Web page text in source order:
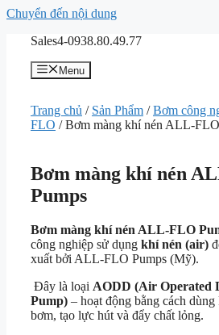
Chuyển đến nội dung
Sales4-0938.80.49.77
Menu
Trang chủ / Sản Phẩm /Bơm công
FLO / Bơm màng khí nén ALL-
Bơm màng khí nén
Pumps
Bơm màng khí nén ALL-FLO
công nghiệp sử dụng khí nén (air)
xuất bởi ALL-FLO Pumps (Mỹ).
Đây là loại AODD (Air Operated
Pump) – hoạt động bằng cách
bơm, tạo lực hút và đẩy chất lỏng.